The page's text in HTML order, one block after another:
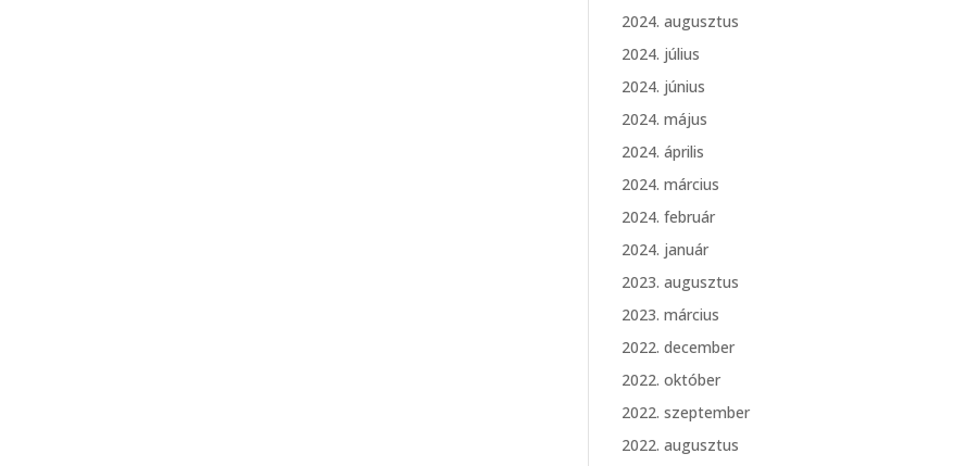
2024. augusztus
2024. július
2024. június
2024. május
2024. április
2024. március
2024. február
2024. január
2023. augusztus
2023. március
2022. december
2022. október
2022. szeptember
2022. augusztus